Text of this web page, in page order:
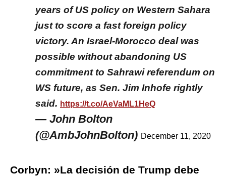
years of US policy on Western Sahara
just to score a fast foreign policy
victory. An Israel-Morocco deal was
possible without abandoning US
commitment to Sahrawi referendum on
WS future, as Sen. Jim Inhofe rightly
said. https://t.co/AeVaML1HeQ
— John Bolton
(@AmbJohnBolton) December 11, 2020
Corbyn: »La decisión de Trump debe